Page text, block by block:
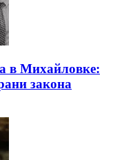
в Михайловке:
закона